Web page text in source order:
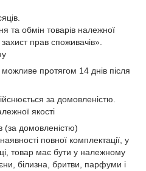
та обмін товарів належної
прав споживачів»
протягом 14 днів після
за домовленістю.
якості
(за домовленістю)
повної комплектації, у
товар має бути у належному
білизна, бритви, парфуми і